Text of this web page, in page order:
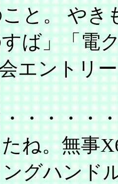
と。 やき
ば」「電
エントリ
・・・・
ね。無事
グハンド